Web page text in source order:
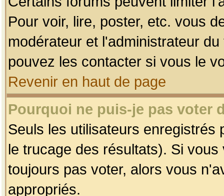
Pour voir, lire, poster, etc. vous
modérateur et l'administrateur
pouvez les contacter si vous le
Revenir en haut de page
Pourquoi ne puis-je pas voter
Seuls les utilisateurs enregistrés
le trucage des résultats). Si
toujours pas voter, alors vous
appropriés.